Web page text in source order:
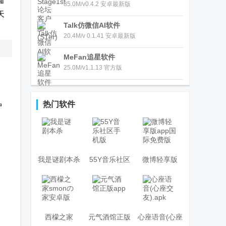
85.0M/v0.4.2 安卓最新版
Talk仿微信AI软件
20.4M/v 0.1.41 安卓最新版
MeFan追星软件
25.0M/v1.1.13 官方版
热门软件
我是谜剧本杀
55Y音乐社区
手机版
微博轻享版
app国际免费
版
西檬之家 元气酒馆正版 心座语音(心座